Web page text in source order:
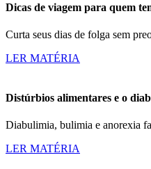
Dicas de viagem para quem
Curta seus dias de folga sem
LER MATÉRIA
Distúrbios alimentares e o
Diabulimia, bulimia e anorexia
LER MATÉRIA